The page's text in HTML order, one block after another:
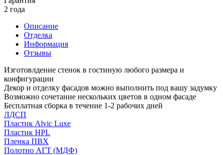
2 года
Описание
Отделка
Информация
Отзывы
Изготовлдение стенок в гостиную любого размера и
конфигурации
Декор и отделку фасадов можно выполнить под вашу задумку
Возможно сочетание нескольких цветов в одном фасаде
Бесплатная сборка в течение 1-2 рабочих дней
ЛДСП
Пластик Alvic Luxe
Пластик HPL
Пленка ПВХ
Полотно АГТ (МДФ)